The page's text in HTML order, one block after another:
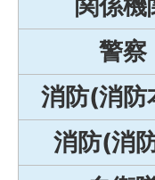
関係機
警察
消防(消防
消防(消